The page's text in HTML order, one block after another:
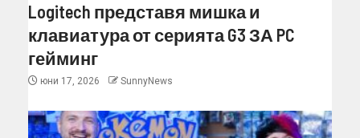
Logitech представя мишка и
клавиатура от серията G3 ЗА PC
гейминг
юни 17, 2026 SunnyNews